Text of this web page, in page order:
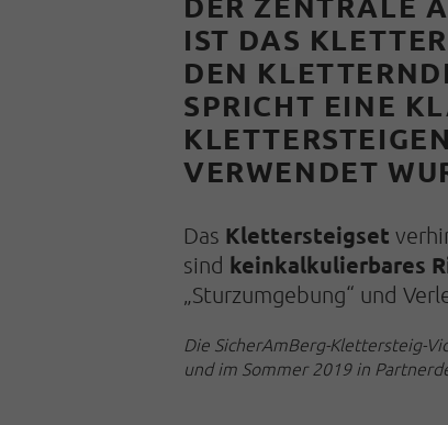
IST DAS
DEN
SPRICHT EINE
VERWENDET
Das Klettersteigset
sind keinkalkulierbares
„Sturzumgebung“ und
Die SicherAmBerg-Klettersteig-
und im Sommer 2019 in